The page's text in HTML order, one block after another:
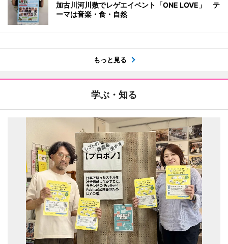
加古川河川敷でレゲエイベント「ONE LOVE」 テ
ーマは音楽・食・自然
もっと見る
学ぶ・知る